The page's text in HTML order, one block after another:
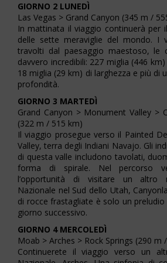
GIORNO 2 LUNEDÌ
Las Vegas > Grand Canyon (345 m /
In mattinata il viaggio continuerà per
delle sette meraviglie del mondo. I
travolti dal paesaggio maestoso, le
davvero incredibili: 227 miglia (446
18 miglia (29 km) di larghezza e più di
profondità.
GIORNO 3 MARTEDÌ
Grand Canyon > Monument Valley >
(322 m / 515 km)
Il viaggio prosegue verso il Painted
Valley, terra degli Indiani Navajo. Gli
di questa valle includono tavolati,
forma di spirale. Nel percorso
l’opportunità di visitare un altro
Nazionale nel Sud dello Utah,
di rocce frastagliate è solo un
giorno successivo.
GIORNO 4 MERCOLEDÌ
Moab > Arches > Rock Springs (290 m
Continuerete il viaggio verso un